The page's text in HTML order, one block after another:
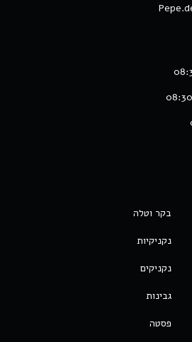
בקר וטלה
נקניקיות
נקניקים
גבינות
פסטה